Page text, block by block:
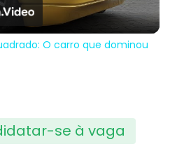
Video
O carro que dominou
se à vaga